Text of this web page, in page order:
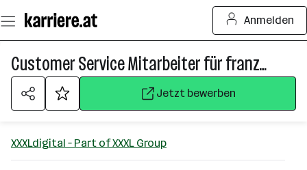
Seiteninhalt
springen
Anmelden
Customer Service Mitarbeiter für französische Schweiz (w/m/d)
Jetzt bewerben
XXXLdigital – Part of XXXL Group